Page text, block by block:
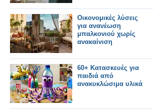
Οικονομικές λύσεις
για ανανέωση
μπαλκονιού χωρίς
ανακαίνιση
60+ Κατασκευές για
παιδιά από
ανακυκλώσιμα υλικά